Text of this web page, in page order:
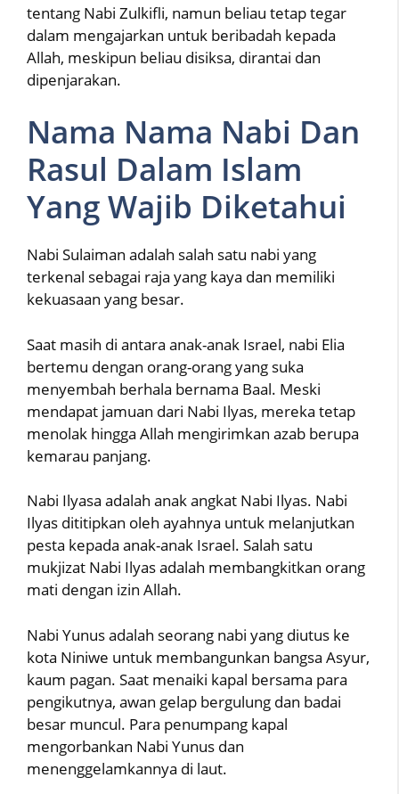
tentang Nabi Zulkifli, namun beliau tetap tegar
dalam mengajarkan untuk beribadah kepada
Allah, meskipun beliau disiksa, dirantai dan
dipenjarakan.
Nama Nama Nabi Dan
Rasul Dalam Islam
Yang Wajib Diketahui
Nabi Sulaiman adalah salah satu nabi yang
terkenal sebagai raja yang kaya dan memiliki
kekuasaan yang besar.
Saat masih di antara anak-anak Israel, nabi Elia
bertemu dengan orang-orang yang suka
menyembah berhala bernama Baal. Meski
mendapat jamuan dari Nabi Ilyas, mereka tetap
menolak hingga Allah mengirimkan azab berupa
kemarau panjang.
Nabi Ilyasa adalah anak angkat Nabi Ilyas. Nabi
Ilyas dititipkan oleh ayahnya untuk melanjutkan
pesta kepada anak-anak Israel. Salah satu
mukjizat Nabi Ilyas adalah membangkitkan orang
mati dengan izin Allah.
Nabi Yunus adalah seorang nabi yang diutus ke
kota Niniwe untuk membangunkan bangsa Asyur,
kaum pagan. Saat menaiki kapal bersama para
pengikutnya, awan gelap bergulung dan badai
besar muncul. Para penumpang kapal
mengorbankan Nabi Yunus dan
menenggelamkannya di laut.